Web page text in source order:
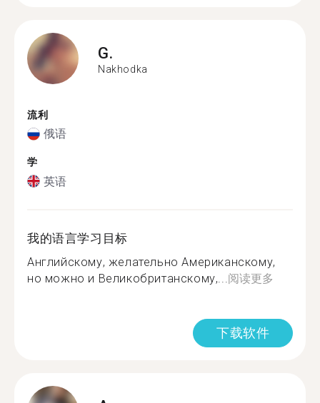
G.
Nakhodka
流利
俄语
学
英语
我的语言学习目标
Английскому, желательно Американскому,
но можно и Великобританскому,... 阅读更多
下载软件